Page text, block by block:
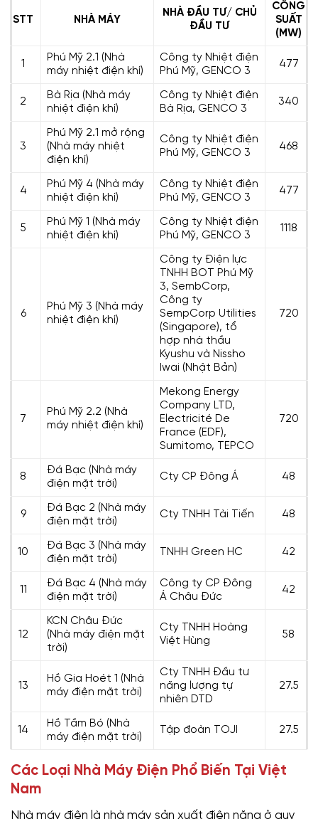
STT NHÀ MÁY
NHÀ ĐẦU TƯ/ CHỦ
ĐẦU TƯ
CÔNG
SUẤT
(MW)
1
Phú Mỹ 2.1 (Nhà
máy nhiệt điện khí)
Công ty Nhiệt điện
Phú Mỹ, GENCO 3
477
2
Bà Rịa (Nhà máy
nhiệt điện khí)
Công ty Nhiệt điện
Bà Rịa, GENCO 3
340
3
Phú Mỹ 2.1 mở rộng
(Nhà máy nhiệt
điện khí)
Công ty Nhiệt điện
Phú Mỹ, GENCO 3
468
4
Phú Mỹ 4 (Nhà máy
nhiệt điện khí)
Công ty Nhiệt điện
Phú Mỹ, GENCO 3
477
5
Phú Mỹ 1 (Nhà máy
nhiệt điện khí)
Công ty Nhiệt điện
Phú Mỹ, GENCO 3
1118
6
Phú Mỹ 3 (Nhà máy
nhiệt điện khí)
Công ty Điện lực
TNHH BOT Phú Mỹ
3, SembCorp,
Công ty
SempCorp Utilities
(Singapore), tổ
hợp nhà thầu
Kyushu và Nissho
Iwai (Nhật Bản)
720
7
Phú Mỹ 2.2 (Nhà
máy nhiệt điện khí)
Mekong Energy
Company LTD,
Electricité De
France (EDF),
Sumitomo, TEPCO
720
8
Đá Bạc (Nhà máy
điện mặt trời)
Cty CP Đông Á 48
9
Đá Bạc 2 (Nhà máy
điện mặt trời)
Cty TNHH Tài Tiến 48
10
Đá Bạc 3 (Nhà máy
điện mặt trời)
TNHH Green HC 42
11
Đá Bạc 4 (Nhà máy
điện mặt trời)
Công ty CP Đông
Á Châu Đức
42
12
KCN Châu Đức
(Nhà máy điện mặt
trời)
Cty TNHH Hoàng
Việt Hùng
58
13
Hồ Gia Hoét 1 (Nhà
máy điện mặt trời)
Cty TNHH Đầu tư
năng lượng tự
nhiên DTD
27.5
14
Hồ Tầm Bó (Nhà
máy điện mặt trời)
Tập đoàn TOJI 27.5
Các Loại Nhà Máy Điện Phổ Biến Tại Việt
Nam
Nhà máy điện là nhà máy sản xuất điện năng ở quy